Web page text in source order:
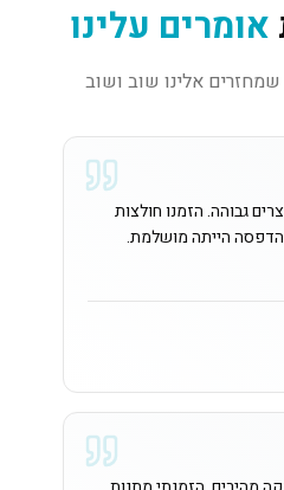
אומרים עלינו
אלינו שוב ושוב
גבוהה. הזמנו חולצות
הייתה מושלמת.